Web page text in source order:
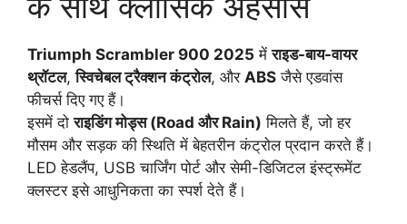
Triumph Scrambler 900 2025 मेंराइड-बाय-वायर
थ्रॉटल,स्विचेबल ट्रैक्शन कंट्रोल, और ABS जैसे एडवांस
फीचर्स दिए गए हैं।
इसमें दोराइडिंग मोड्स (Road और Rain) मिलते हैं, जो हर
मौसम और सड़क की स्थिति में बेहतरीन कंट्रोल प्रदान करते हैं।
LED हेडलैंप, USB चार्जिंग पोर्ट और सेमी-डिजिटल इंस्ट्रूमेंट
क्लस्टर इसे आधुनिकता का स्पर्श देते हैं।